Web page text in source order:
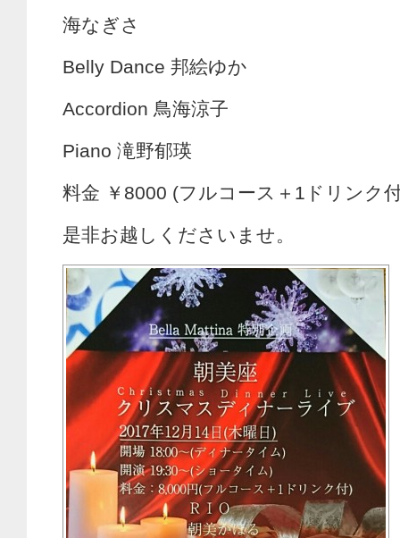
海なぎさ
Belly Dance 邦絵ゆか
Accordion 鳥海涼子
Piano 滝野郁瑛
料金 ￥8000 (フルコース＋1ドリンク
是非お越しくださいませ。